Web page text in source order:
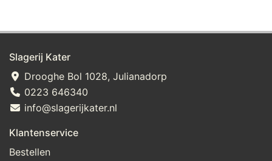
Slagerij Kater
Drooghe Bol 1028, Julianadorp
0223 646340
info@slagerijkater.nl
Klantenservice
Bestellen